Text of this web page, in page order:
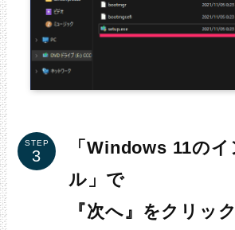
STEP
「Windows 11の
ル」で
『次へ』をクリック